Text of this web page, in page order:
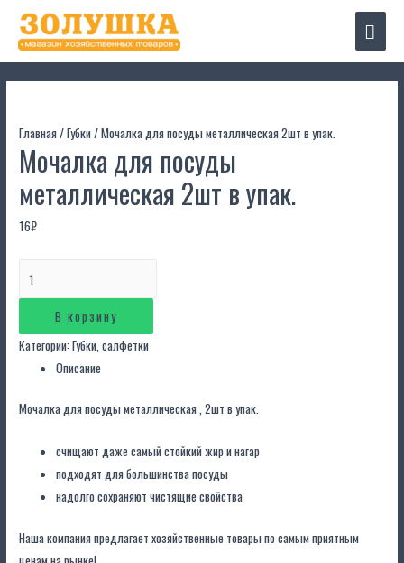
Главная/Губки/ Мочалка для посуды металлическая 2шт в упак.
Мочалка для посуды
металлическая 2шт в упак.
16₽
посуды
металлическая
в
В корзину
Категории:Губки ,салфетки
Описание
Мочалка для посуды металлическая , 2шт в упак.
счищают даже самый стойкий жир и нагар
подходят для большинства посуды
надолго сохраняют чистящие свойства
Наша компания предлагает хозяйственные товары по самым приятным